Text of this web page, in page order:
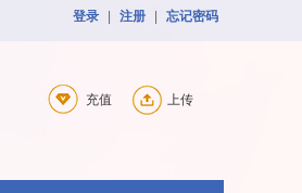
登录 注册 忘记密码
充值 上传